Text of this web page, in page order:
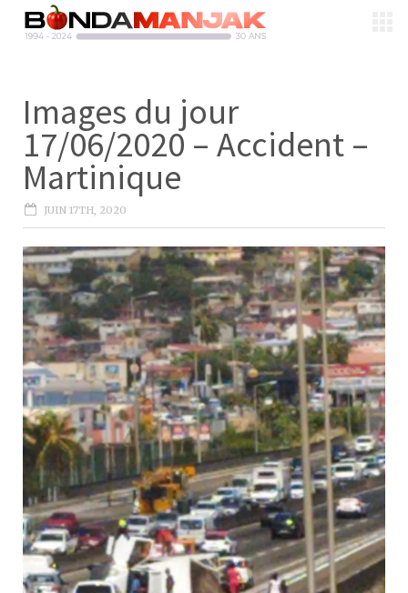
Images du jour
17/06/2020 – Accident –
Martinique
JUIN 17TH, 2020